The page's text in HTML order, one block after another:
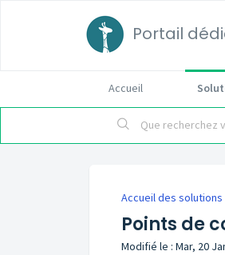
Portail
Accueil
Accueil des solutions
Points de
Modifié le : Mar, 20